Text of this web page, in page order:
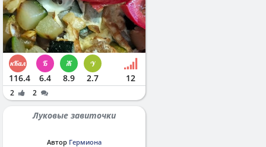
116.4 6.4 8.9 2.7 12
2 2
Луковые завиточки
Автор Гермиона